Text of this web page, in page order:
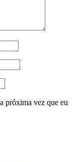
próxima vez que eu